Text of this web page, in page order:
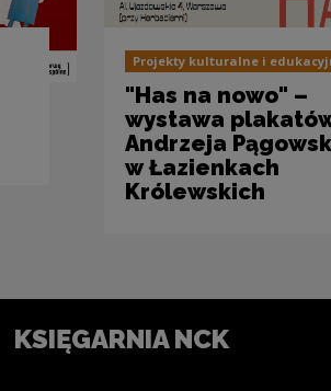
Projekty kulturalne i
"Has na nowo" –
wystawa
Andrzeja
w Łazienkach
Królewskich
KSIĘGARNIA NCK